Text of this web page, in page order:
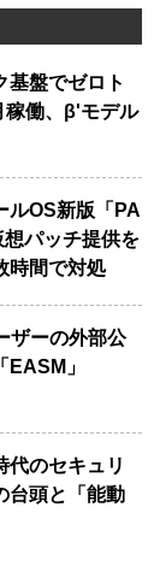
基盤でゼロト
稼働、β'モデル
ルOS新版「PA
パッチ提供を
時間で対処
ザーの外部公
」
代のセキュリ
台頭と「能動